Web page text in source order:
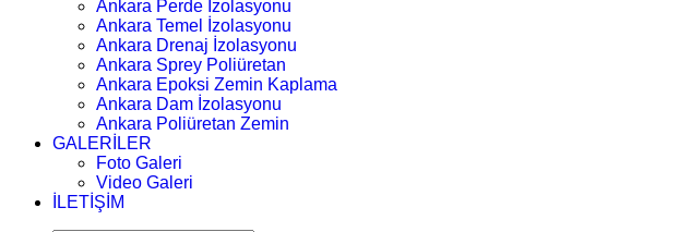
Ankara Perde İzolasyonu
Ankara Temel İzolasyonu
Ankara Drenaj İzolasyonu
Ankara Sprey Poliüretan
Ankara Epoksi Zemin Kaplama
Ankara Dam İzolasyonu
Ankara Poliüretan Zemin
GALERİLER
Foto Galeri
Video Galeri
İLETİŞİM